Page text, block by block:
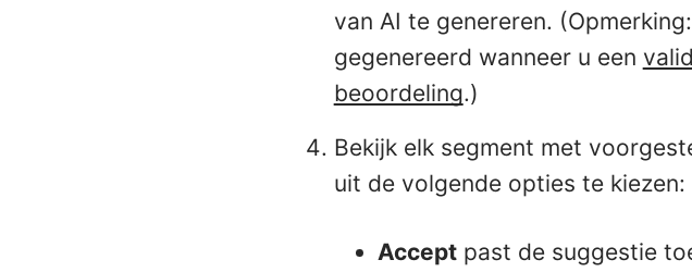
van AI te genereren.
gegenereerd wanneer u een
beoordeling.)
Bekijk elk segment met
uit de volgende opties te kiezen:
Acceptpast de suggestie